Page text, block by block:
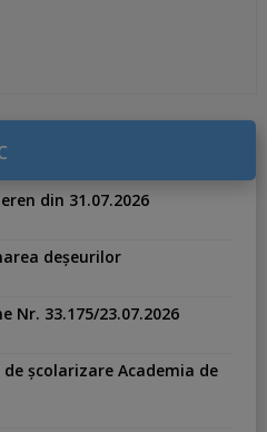
din 31.07.2026
deșeurilor
Nr. 33.175/23.07.2026
școlarizare Academia de